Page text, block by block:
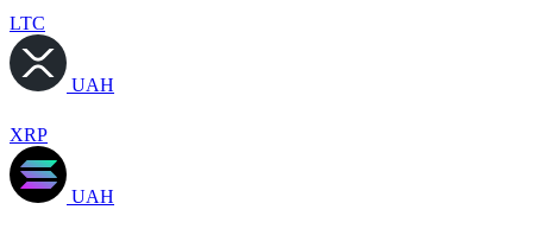
LTC
UAH
XRP
UAH